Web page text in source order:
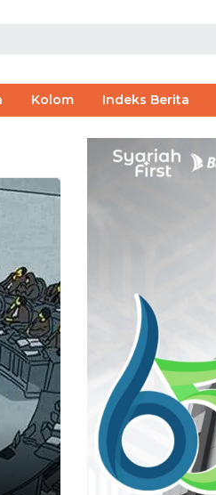
Kolom Indeks Berita